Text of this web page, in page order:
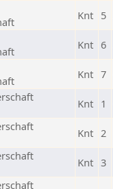
Knt 5
Knt 6
Knt 7
Knt 1
Knt 2
Knt 3